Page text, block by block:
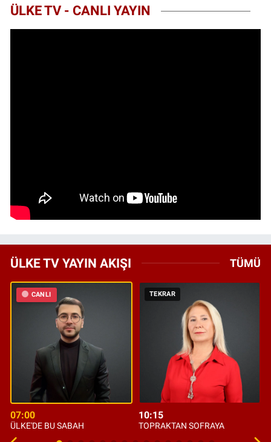
ÜLKE TV - CANLI YAYIN
ÜLKE TV YAYIN AKIŞI TÜMÜ
CANLI
07:00
ÜLKE'DE BU SABAH
TEKRAR
10:15
TOPRAKTAN SOFRAYA